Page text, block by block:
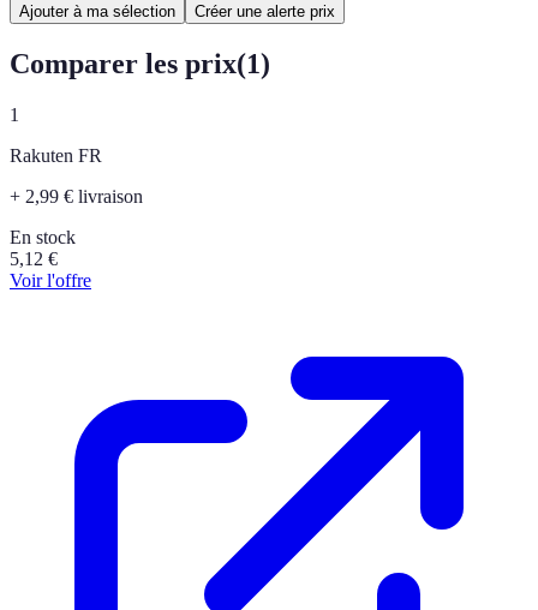
Ajouter à ma sélection Créer une alerte prix
Comparer les prix(1)
1
Rakuten FR
+ 2,99 € livraison
En stock
5,12 €
Voir l'offre